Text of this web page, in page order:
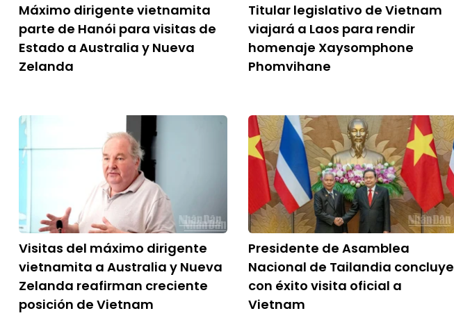
Máximo dirigente vietnamita
parte de Hanói para visitas de
Estado a Australia y Nueva
Zelanda
Titular legislativo de Vietnam
viajará a Laos para rendir
homenaje Xaysomphone
Phomvihane
Visitas del máximo dirigente
vietnamita a Australia y Nueva
Zelanda reafirman creciente
posición de Vietnam
Presidente de Asamblea
Nacional de Tailandia concluye
con éxito visita oficial a
Vietnam